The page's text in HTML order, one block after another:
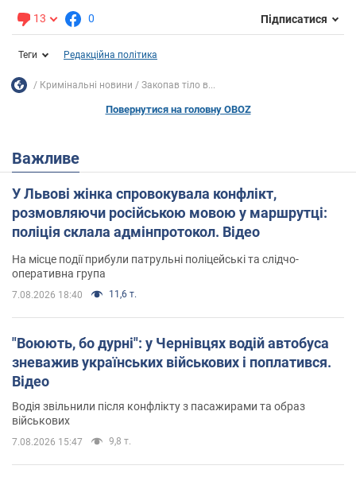
13 0 Підписатися
Теги Редакційна політика
Кримінальні новини Закопав тіло в...
Повернутися на головну OBOZ
Важливе
У Львові жінка спровокувала конфлікт,
розмовляючи російською мовою у маршрутці:
поліція склала адмінпротокол. Відео
На місце події прибули патрульні поліцейські та слідчо-
оперативна група
7.08.2026 18:40 11,6 т.
"Воюють, бо дурні": у Чернівцях водій автобуса
зневажив українських військових і поплатився.
Відео
Водія звільнили після конфлікту з пасажирами та образ
військових
7.08.2026 15:47 9,8 т.